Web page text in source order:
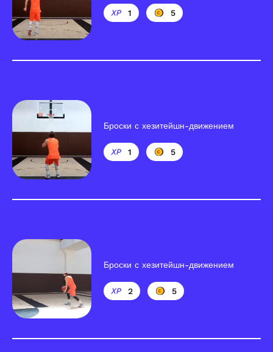
1 5
Броски с хезитейшн-движением
1 5
Броски с хезитейшн-движением
2 5